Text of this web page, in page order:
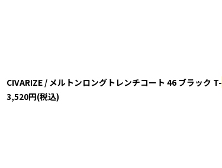
CIVARIZE / メルトンロングトレンチコート 46 ブラック T-
3,520円(税込)